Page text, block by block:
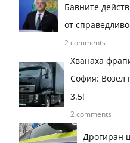
Бавните
от
2 comments
Хванаха
София: Возел
3.5!
2 comments
Дрогиран